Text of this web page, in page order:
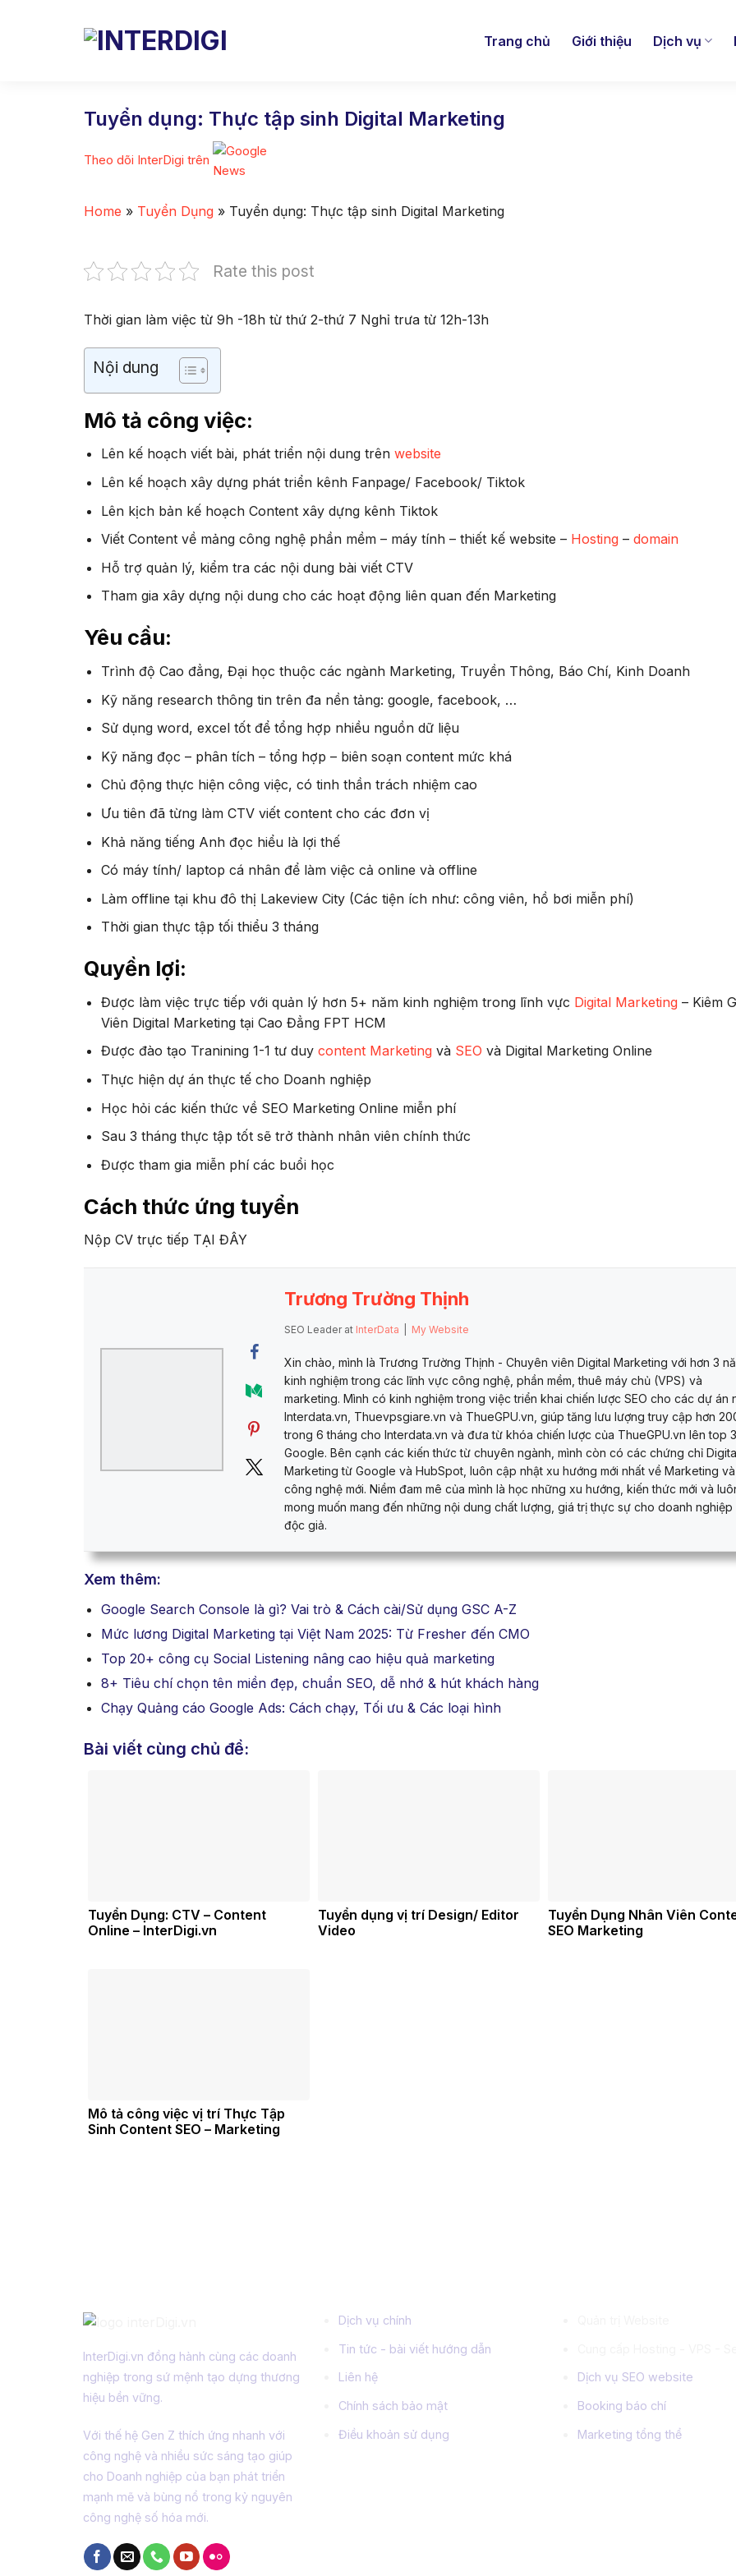
Trang chủ Giới thiệu Dịch vụ
Tuyển dụng: Thực tập sinh Digital Marketing
Theo dõi InterDigi trên
Home » Tuyển Dụng » Tuyển dụng: Thực tập sinh Digital Marketing
Rate this post
Thời gian làm việc từ 9h -18h từ thứ 2-thứ 7 Nghỉ trưa từ 12h-13h
Nội dung
Mô tả công việc:
Lên kế hoạch viết bài, phát triển nội dung trên website
Lên kế hoạch xây dựng phát triển kênh Fanpage/ Facebook/ Tiktok
Lên kịch bản kế hoạch Content xây dựng kênh Tiktok
Viết Content về mảng công nghệ phần mềm – máy tính – thiết kế website – Hosting– domain
Hỗ trợ quản lý, kiểm tra các nội dung bài viết CTV
Tham gia xây dựng nội dung cho các hoạt động liên quan đến Marketing
Yêu cầu:
Trình độ Cao đẳng, Đại học thuộc các ngành Marketing, Truyền Thông, Báo Chí, Kinh Doanh
Kỹ năng research thông tin trên đa nền tảng: google, facebook, …
Sử dụng word, excel tốt để tổng hợp nhiều nguồn dữ liệu
Kỹ năng đọc – phân tích – tổng hợp – biên soạn content mức khá
Chủ động thực hiện công việc, có tinh thần trách nhiệm cao
Ưu tiên đã từng làm CTV viết content cho các đơn vị
Khả năng tiếng Anh đọc hiểu là lợi thế
Có máy tính/ laptop cá nhân để làm việc cả online và offline
Làm offline tại khu đô thị Lakeview City (Các tiện ích như: công viên, hồ bơi miễn phí)
Thời gian thực tập tối thiểu 3 tháng
Quyền lợi:
Được làm việc trực tiếp với quản lý hơn 5+ năm kinh nghiệm trong lĩnh vực Digital Marketing– Kiêm
Viên Digital Marketing tại Cao Đẳng FPT HCM
Được đào tạo Tranining 1-1 tư duy content Marketingvà SEO và Digital Marketing Online
Thực hiện dự án thực tế cho Doanh nghiệp
Học hỏi các kiến thức về SEO Marketing Online miễn phí
Sau 3 tháng thực tập tốt sẽ trở thành nhân viên chính thức
Được tham gia miễn phí các buổi học
Cách thức ứng tuyển
Nộp CV trực tiếp TẠI ĐÂY
Trương Trường Thịnh
SEO Leader at InterData My Website
Xin chào, mình là Trương Trường Thịnh - Chuyên viên Digital Marketing với hơn 3
kinh nghiệm trong các lĩnh vực công nghệ, phần mềm, thuê máy chủ (VPS) và
marketing. Mình có kinh nghiệm trong việc triển khai chiến lược SEO cho các dự án
Interdata.vn, Thuevpsgiare.vn và ThueGPU.vn, giúp tăng lưu lượng truy cập hơn
trong 6 tháng cho Interdata.vn và đưa từ khóa chiến lược của ThueGPU.vn lên top 3
Google. Bên cạnh các kiến thức từ chuyên ngành, mình còn có các chứng chỉ
Marketing từ Google và HubSpot, luôn cập nhật xu hướng mới nhất về Marketing và
công nghệ mới. Niềm đam mê của mình là học những xu hướng, kiến thức mới và
mong muốn mang đến những nội dung chất lượng, giá trị thực sự cho doanh nghiệp
độc giả.
Xem thêm:
Google Search Console là gì? Vai trò & Cách cài/Sử dụng GSC A-Z
Mức lương Digital Marketing tại Việt Nam 2025: Từ Fresher đến CMO
Top 20+ công cụ Social Listening nâng cao hiệu quả marketing
8+ Tiêu chí chọn tên miền đẹp, chuẩn SEO, dễ nhớ & hút khách hàng
Chạy Quảng cáo Google Ads: Cách chạy, Tối ưu & Các loại hình
Bài viết cùng chủ đề:
Tuyển Dụng: CTV – Content
Online – InterDigi.vn
Tuyển dụng vị trí Design/ Editor
Video
Tuyển Dụng Nhân Viên
SEO Marketing
Mô tả công việc vị trí Thực Tập
Sinh Content SEO – Marketing
InterDigi.vn đồng hành cùng các doanh
nghiệp trong sứ mệnh tạo dựng thương
hiệu bền vững.
Với thế hệ Gen Z thích ứng nhanh với
công nghệ và nhiều sức sáng tạo giúp
cho Doanh nghiệp của bạn phát triển
mạnh mẽ và bùng nổ trong kỷ nguyên
công nghệ số hóa mới.
Dịch vụ chính
Tin tức - bài viết hướng dẫn
Liên hệ
Chính sách bảo mật
Điều khoản sử dụng
Dịch vụ SEO website
Booking báo chí
Marketing tổng thể